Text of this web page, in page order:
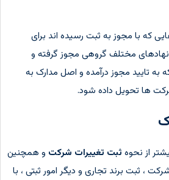
که با مجوز به ثبت رسیده اند برای
مختلف گروهی مجوز گرفته و
به تایید مجوز درآمده و اصل مدارک به
ها تحویل داده شود.
از نحوه ثبت تغییرات شرکت و همچنین
، ثبت برند تجاری و دیگر امور ثبتی ، با